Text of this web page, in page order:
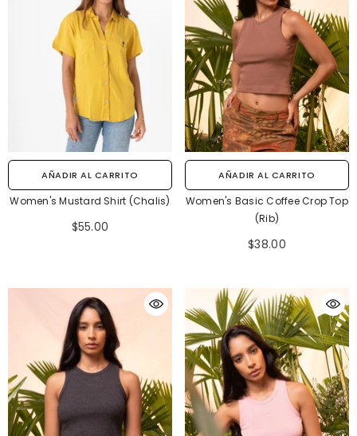
AÑADIR AL CARRITO
Women's Mustard Shirt (Chalis)
$55.00
AÑADIR AL CARRITO
Women's Basic Coffee Crop Top
(Rib)
$38.00